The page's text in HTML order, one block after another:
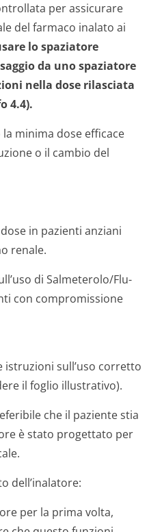
per assicurare
del farmaco inalato ai
lo spaziatore
da uno spaziatore
nella dose rilasciata
4.4).
minima dose efficace
o il cambio del
in pazienti anziani
renale.
di Salmeterolo/Flu­
con compromissione
istruzioni sull’uso corretto
il foglio illustrativo).
che il paziente stia
è stato progettato per
dell’inalatore:
per la prima volta,